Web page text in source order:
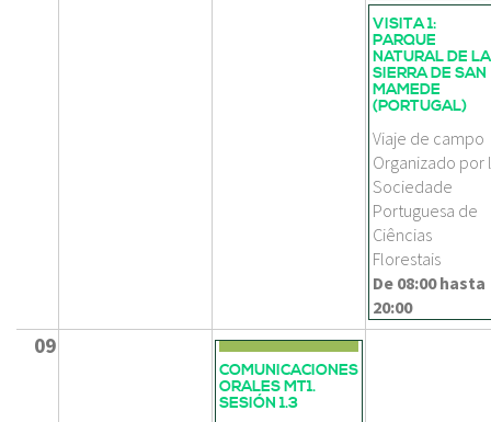
VISITA 1:
PARQUE
NATURAL DE LA
SIERRA DE SAN
MAMEDE
(PORTUGAL)
Viaje de campo
Organizado por
Sociedade
Portuguesa de
Ciências
Florestais
De 08:00hasta
20:00
09
COMUNICACIONES
ORALES MT1.
SESIÓN 1.3